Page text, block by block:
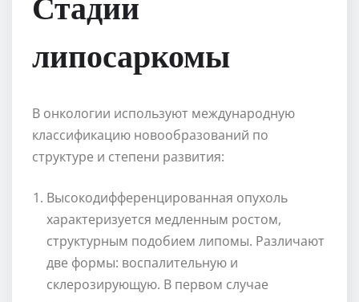
липосаркомы
В онкологии используют международную
классификацию новообразований по
структуре и степени развития:
Высокодифференцированная опухоль
характеризуется медленным ростом,
структурным подобием липомы. Различают
две формы: воспалительную и
склерозирующую. В первом случае